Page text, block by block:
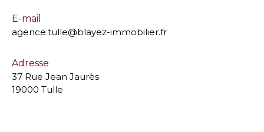
E-mail
agence.tulle@blayez-immobilier.fr
Adresse
37 Rue Jean Jaurès
19000 Tulle